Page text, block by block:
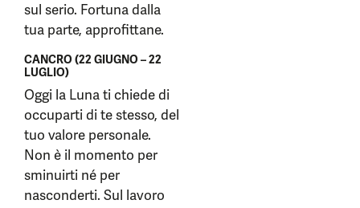
sul serio. Fortuna dalla
tua parte, approfittane.
CANCRO (22 GIUGNO – 22
LUGLIO)
Oggi la Luna ti chiede di
occuparti di te stesso, del
tuo valore personale.
Non è il momento per
sminuirti né per
nasconderti. Sul lavoro